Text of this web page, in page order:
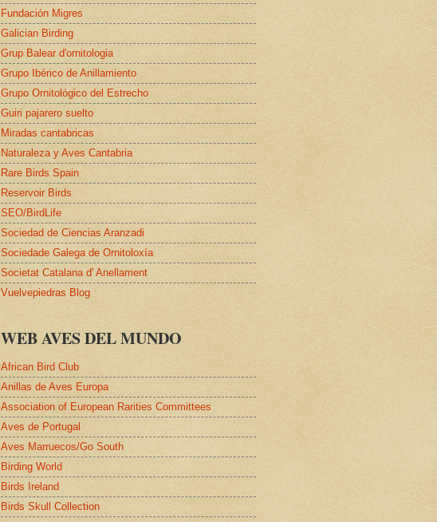
Fundación Migres
Galician Birding
Grup Balear d'ornitologia
Grupo Ibérico de Anillamiento
Grupo Ornitológico del Estrecho
Guiri pajarero suelto
Miradas cantabricas
Naturaleza y Aves Cantabria
Rare Birds Spain
Reservoir Birds
SEO/BirdLife
Sociedad de Ciencias Aranzadi
Sociedade Galega de Ornitoloxía
Societat Catalana d' Anellament
Vuelvepiedras Blog
WEB AVES DEL MUNDO
African Bird Club
Anillas de Aves Europa
Association of European Rarities Committees
Aves de Portugal
Aves Marruecos/Go South
Birding World
Birds Ireland
Birds Skull Collection